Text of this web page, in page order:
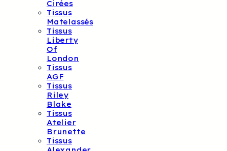
Cirées
Tissus
Matelassés
Tissus
Liberty
Of
London
Tissus
AGF
Tissus
Riley
Blake
Tissus
Atelier
Brunette
Tissus